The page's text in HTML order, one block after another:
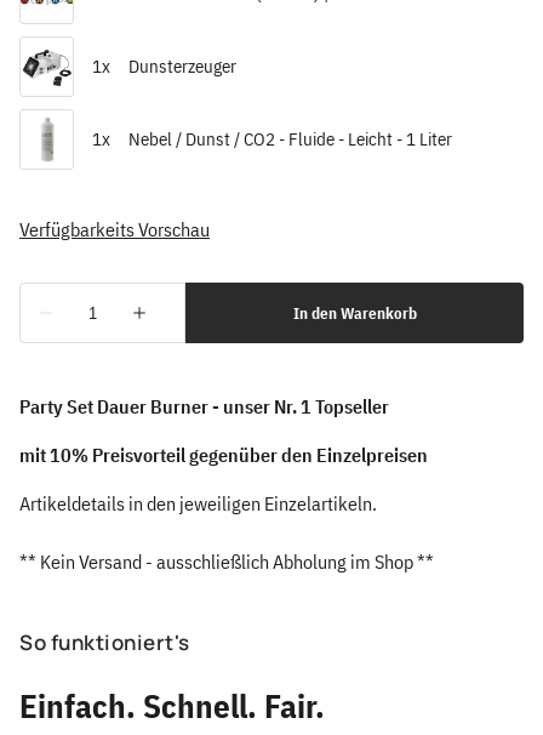
Party Set Dauer Burner - unser Nr. 1 Topseller
mit 10% Preisvorteil gegenüber den Einzelpreisen
Artikeldetails in den jeweiligen Einzelartikeln.
** Kein Versand - ausschließlich Abholung im Shop **
So funktioniert's
Einfach. Schnell. Fair.